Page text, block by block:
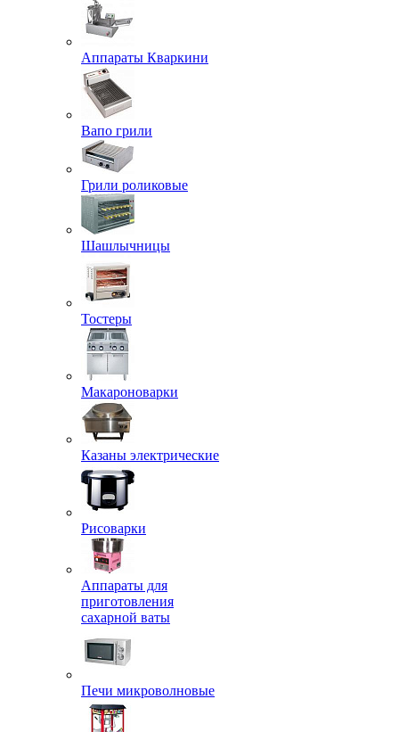
Аппараты Кваркини
Вапо грили
Грили роликовые
Шашлычницы
Тостеры
Макароноварки
Казаны электрические
Рисоварки
Аппараты для
приготовления
сахарной ваты
Печи микроволновые